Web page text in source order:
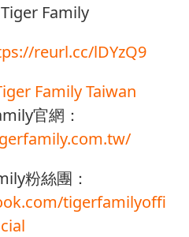
Family
reurl.cc/lDYzQ9
Family Taiwan
官網：
粉絲團：
tigerfamilyoffi
cial